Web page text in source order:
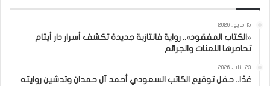
15 مايو، 2026
«الكتاب المفقود».. رواية فانتازية جديدة تكشف أسرار دار أيتام
تحاصرها اللعنات والجرائم
23 يناير، 2026
غدًا.. حفل توقيع الكاتب السعودي أحمد آل حمدان وتدشين روايته